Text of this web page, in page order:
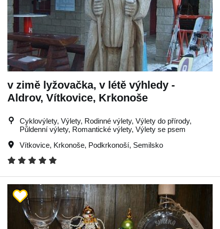
v zimě lyžovačka, v létě výhledy -
Aldrov, Vítkovice, Krkonoše
Cyklovýlety, Výlety, Rodinné výlety, Výlety do přírody,
Půldenní výlety, Romantické výlety, Výlety se psem
Vítkovice, Krkonoše, Podkrkonoší, Semilsko